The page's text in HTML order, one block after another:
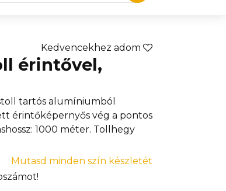
Kedvencekhez adom
érintővel,
tartós alumíniumból
érintőképernyős vég a pontos
1000 méter. Tollhegy
Mutasd minden szín készletét